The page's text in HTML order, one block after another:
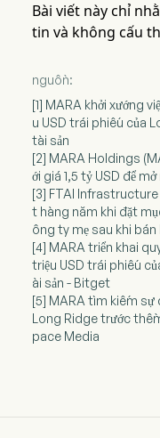
Bài viết này chỉ
tin và không cấu
nguồn:
[1] MARA khởi xướng
u USD trái phiếu của
tài sản
[2] MARA Holdings
ới giá 1,5 tỷ USD để
[3] FTAI
t hàng năm khi đặt
ông ty mẹ sau khi bán
[4] MARA triển khai
triệu USD trái phiếu
ài sản - Bitget
[5] MARA tìm kiếm sự
Long Ridge trước
pace Media